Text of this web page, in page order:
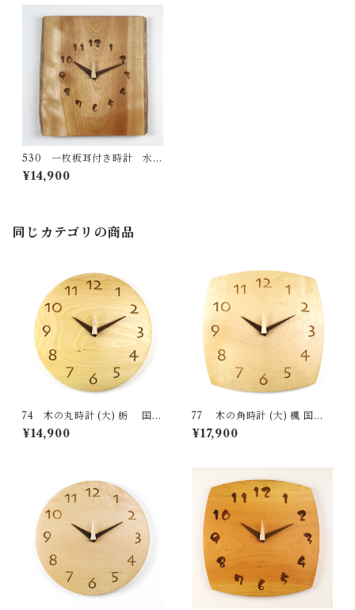
530 一枚板耳付き時計 水目
桜20 国産 一点物 SWING オ
リジナル 無垢 新築祝い 結婚祝
¥14,900
同じカテゴリの商品
74 木の丸時計 (大) 栃 国産
一点物 SWING オリジナル 無
垢 新築祝い 結婚祝い ナチュラ
¥14,900
77 木の角時計 (大) 楓 国産
一点物 SWING オリジナル 無
垢 新築祝い 結婚祝い ナチュラ
¥17,900